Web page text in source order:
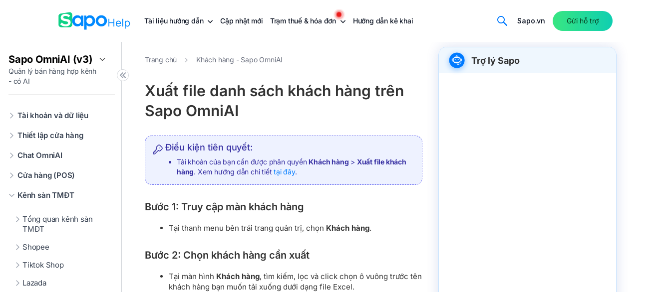
Tài liệu hướng dẫn Cập nhật mới Trạm thuế & hóa đơn Hướng dẫn kê khai Sapo.vn Gửi hỗ trợ
Sapo OmniAI (v3)
Quản lý bán hàng hợp kênh
- có AI
Tài khoản và dữ liệu
Thiết lập cửa hàng
Chat OmniAI
Cửa hàng (POS)
Kênh sàn TMĐT
Tổng quan kênh sàn
TMĐT
Shopee
Tiktok Shop
Lazada
Trang chủ Khách hàng - Sapo OmniAI
Xuất file danh sách khách hàng trên
Sapo OmniAI
Điều kiện tiên quyết:
Tài khoản của bạn cần được phân quyền Khách hàng > Xuất file khách
hàng. Xem hướng dẫn chi tiếttại đây.
Bước 1: Truy cập màn khách hàng
Tại thanh menu bên trái trang quản trị, chọn Khách hàng.
Bước 2: Chọn khách hàng cần xuất
Tại màn hình Khách hàng, tìm kiếm, lọc và click chọn ô vuông trước tên
khách hàng bạn muốn tải xuống dưới dạng file Excel.
Trợ lý Sapo